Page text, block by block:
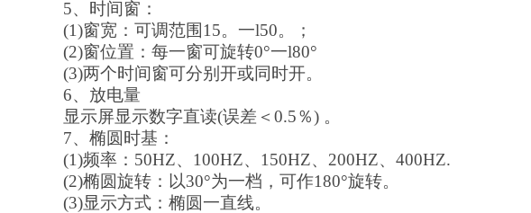
5、时间窗：
(1)窗宽：可调范围15。一l50。；
(2)窗位置：每一窗可旋转0°一l80°
(3)两个时间窗可分别开或同时开。
6、放电量
显示屏显示数字直读(误差＜0.5％) 。
7、椭圆时基：
(1)频率： 50HZ、 100HZ、 150HZ、 200HZ、 400HZ.
(2)椭圆旋转：以30°为一档，可作180°旋转。
(3)显示方式：椭圆一直线。